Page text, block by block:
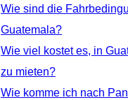
Wie sind die
Guatemala?
Wie viel kostet es, in
zu mieten?
Wie komme ich nach